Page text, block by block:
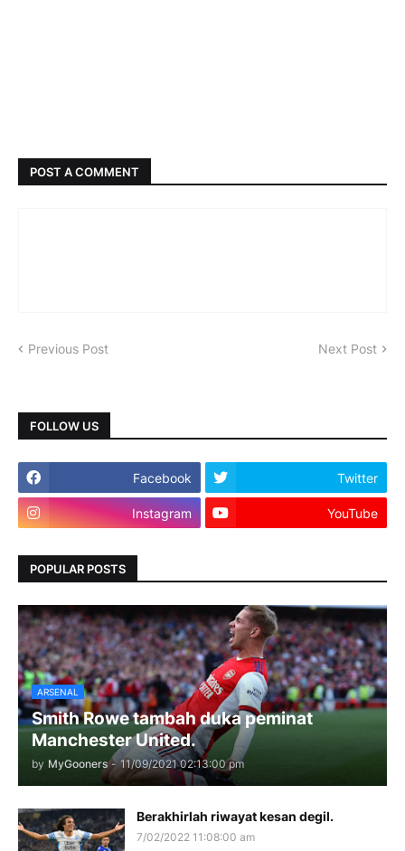
POST A COMMENT
Previous Post Next Post
FOLLOW US
Facebook Twitter
Instagram YouTube
POPULAR POSTS
ARSENAL
Smith Rowe tambah duka peminat
Manchester United.
by MyGooners - 11/09/2021 02:13:00 pm
Berakhirlah riwayat kesan degil.
7/02/2022 11:08:00 am